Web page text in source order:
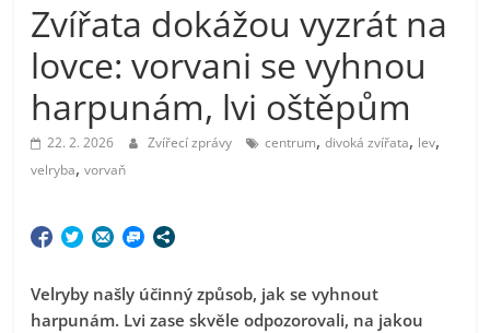
Zvířata dokážou vyzrát na
lovce: vorvani se vyhnou
harpunám, lvi oštěpům
22. 2. 2026 Zvířecí zprávy centrum,divoká zvířata, lev,
velryba,vorvaň
Velryby našly účinný způsob, jak se vyhnout
harpunám. Lvi zase skvěle odpozorovali, na jakou